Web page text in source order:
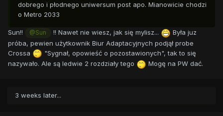
dobrego i płodnego uniwersum post apo. Mianowicie chodzi
o Metro 2033
Sun!! @Sun !! Nawet nie wiesz, jak się mylisz...
Była juz
próba, pewien użytkownik Biur Adaptacyjnych podjął probe
Crossa
"Sygnał, opowieść o pozostawionych", tak to się
nazywało. Ale są ledwie 2 rozdziały tego
Mogę na PW dać.
3 weeks later...